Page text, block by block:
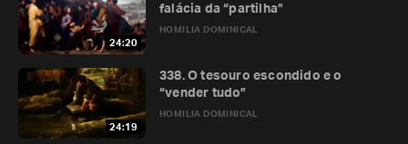
24:20
HOMILIA DOMINICAL
falácia da “partilha”
24:19
HOMILIA DOMINICAL
338. O tesouro escondido e o
“vender tudo”